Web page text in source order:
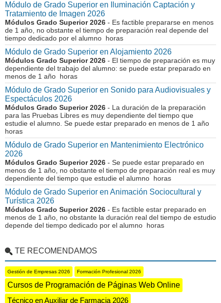
Módulo de Grado Superior en Iluminación Captación y
Tratamiento de Imagen 2026
Módulos Grado Superior 2026 - Es factible prepararse en menos
de 1 año, no obstante el tiempo de preparación real depende del
tiempo dedicado por el alumno horas
Módulo de Grado Superior en Alojamiento 2026
Módulos Grado Superior 2026 - El tiempo de preparación es muy
dependiente del trabajo del alumno: se puede estar preparado en
menos de 1 año horas
Módulo de Grado Superior en Sonido para Audiovisuales y
Espectáculos 2026
Módulos Grado Superior 2026 - La duración de la preparación
para las Pruebas Libres es muy dependiente del tiempo que
estudie el alumno. Se puede estar preparado en menos de 1 año
horas
Módulo de Grado Superior en Mantenimiento Electrónico
2026
Módulos Grado Superior 2026 - Se puede estar preparado en
menos de 1 año, no obstante el tiempo de preparación real es muy
dependiente del tiempo que estudie el alumno horas
Módulo de Grado Superior en Animación Sociocultural y
Turística 2026
Módulos Grado Superior 2026 - Es factible estar preparado en
menos de 1 año, no obstante la duración real del tiempo de estudio
depende del tiempo dedicado por el alumno horas
TE RECOMENDAMOS
Gestión de Empresas 2026 Formación Profesional 2026
Cursos de Programación de Páginas Web Online
Técnico en Auxiliar de Farmacia 2026